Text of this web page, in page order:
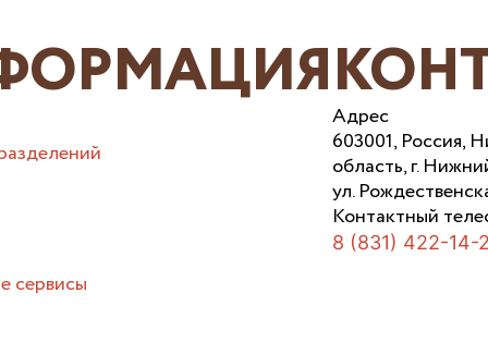
сервисы
Адрес
603001, Россия,
область, г.
ул.
Контактный
8 (831) 422-14-